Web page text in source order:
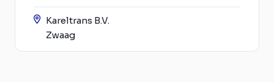
Kareltrans B.V.
Zwaag